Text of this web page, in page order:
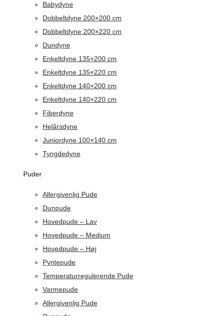
Babydyne
Dobbeltdyne 200×200 cm
Dobbeltdyne 200×220 cm
Dundyne
Enkeltdyne 135×200 cm
Enkeltdyne 135×220 cm
Enkeltdyne 140×200 cm
Enkeltdyne 140×220 cm
Fiberdyne
Helårsdyne
Juniordyne 100×140 cm
Tyngdedyne
Puder
Allergivenlig Pude
Dunpude
Hovedpude – Lav
Hovedpude – Medium
Hovedpude – Høj
Pyntepude
Temperaturregulerende Pude
Varmepude
Allergivenlig Pude